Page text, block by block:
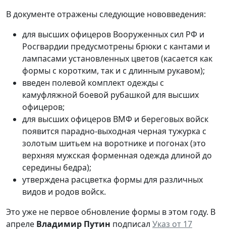
В документе отражены следующие нововведения:
для высших офицеров Вооруженных сил РФ и
Росгвардии предусмотрены брюки с кантами и
лампасами установленных цветов (касается как
формы с коротким, так и с длинным рукавом);
введен полевой комплект одежды с
камуфляжной боевой рубашкой для высших
офицеров;
для высших офицеров ВМФ и береговых войск
появится парадно-выходная черная тужурка с
золотым шитьем на воротнике и погонах (это
верхняя мужская форменная одежда длиной до
середины бедра);
утверждена расцветка формы для различных
видов и родов войск.
Это уже не первое обновление формы в этом году. В
апреле Владимир Путин подписал Указ от 17